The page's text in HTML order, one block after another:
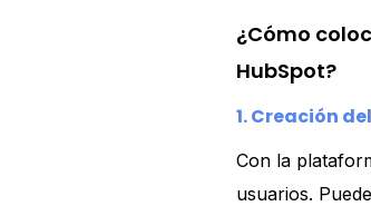
¿Cómo
HubSpot?
1. Creación
Con la
usuarios.